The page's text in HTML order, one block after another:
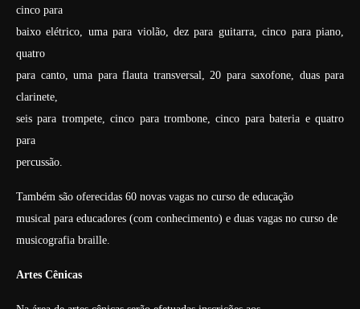
cinco para
baixo elétrico, uma para violão, dez para guitarra, cinco para piano,
quatro
para canto, uma para flauta transversal, 20 para saxofone, duas para
clarinete,
seis para trompete, cinco para trombone, cinco para bateria e quatro
para
percussão.
Também são oferecidas 60 novas vagas no curso de educação
musical para educadores (com conhecimento) e duas vagas no curso de
musicografia braille.
Artes Cênicas